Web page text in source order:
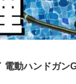
電動ハンドガ